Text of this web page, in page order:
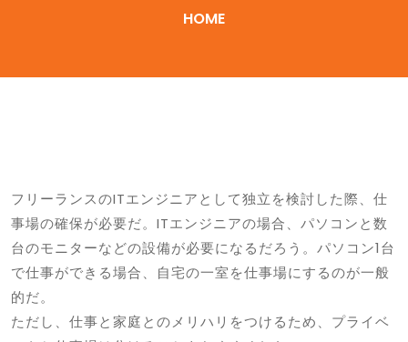
HOME
フリーランスのITエンジニアとして独立を検討した際、仕
事場の確保が必要だ。ITエンジニアの場合、パソコンと数
台のモニターなどの設備が必要になるだろう。パソコン1台
で仕事ができる場合、自宅の一室を仕事場にするのが一般
的だ。
ただし、仕事と家庭とのメリハリをつけるため、プライベ